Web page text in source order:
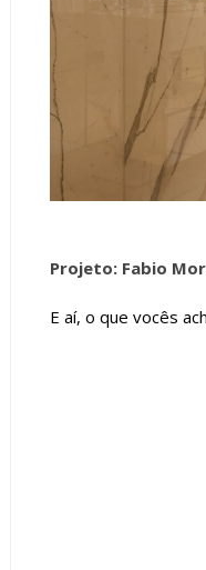
Projeto: Fabio
E aí, o que vocês